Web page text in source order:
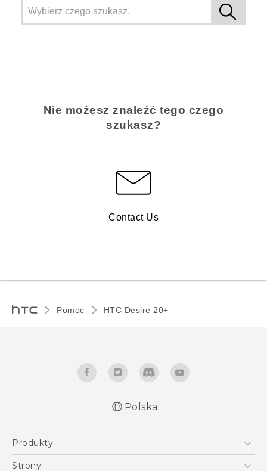
Nie możesz znaleźć tego czego
szukasz?
Contact Us
Pomoc HTC Desire 20+‎
Polska
Produkty
Smartfony
Strony